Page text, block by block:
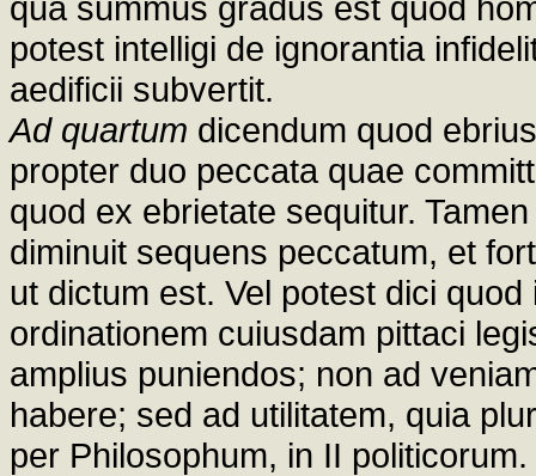
potest intelligi de ignorantia
aedificii subvertit.
Ad quartum dicendum quod
propter duo peccata quae
quod ex ebrietate sequitur.
diminuit sequens peccatum, et
ut dictum est. Vel potest dici
ordinationem cuiusdam pittaci
amplius puniendos; non ad
habere; sed ad utilitatem, quia
per Philosophum, in II politicorum.